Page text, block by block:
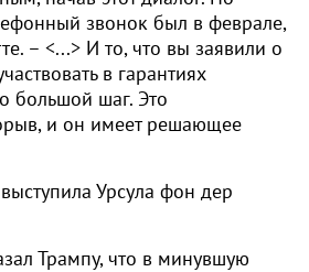
звонок был в феврале,
– <...> И то, что вы заявили о
в гарантиях
большой шаг. Это
и он имеет решающее
Урсула фон дер
Трампу, что в минувшую